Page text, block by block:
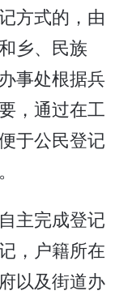
方式的，由
乡、民族
事处根据兵
，通过在工
于公民登记
主完成登记
，户籍所在
以及街道办